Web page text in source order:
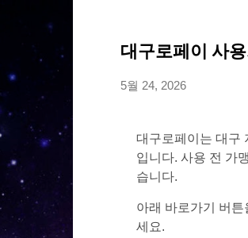
대구로페이 사
5월 24, 2026
대구로페이는 대구
입니다. 사용 전 가
습니다.
아래 바로가기 버
세요.